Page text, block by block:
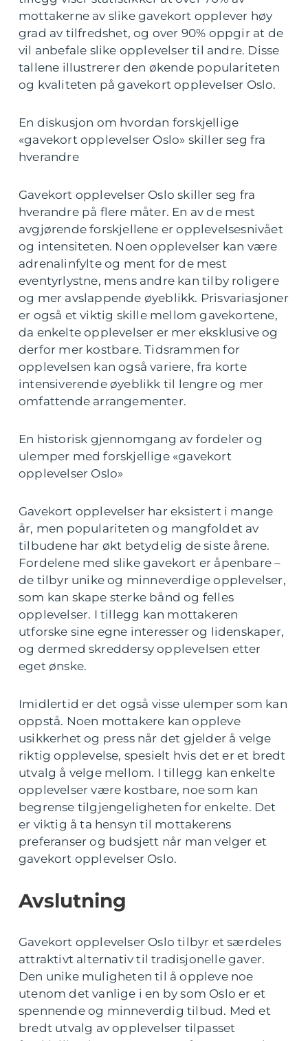
mottakerne av slike gavekort opplever høy
grad av tilfredshet, og over 90% oppgir at de
vil anbefale slike opplevelser til andre. Disse
tallene illustrerer den økende populariteten
og kvaliteten på gavekort opplevelser Oslo.
En diskusjon om hvordan forskjellige
«gavekort opplevelser Oslo» skiller seg fra
hverandre
Gavekort opplevelser Oslo skiller seg fra
hverandre på flere måter. En av de mest
avgjørende forskjellene er opplevelsesnivået
og intensiteten. Noen opplevelser kan være
adrenalinfylte og ment for de mest
eventyrlystne, mens andre kan tilby roligere
og mer avslappende øyeblikk. Prisvariasjoner
er også et viktig skille mellom gavekortene,
da enkelte opplevelser er mer eksklusive og
derfor mer kostbare. Tidsrammen for
opplevelsen kan også variere, fra korte
intensiverende øyeblikk til lengre og mer
omfattende arrangementer.
En historisk gjennomgang av fordeler og
ulemper med forskjellige «gavekort
opplevelser Oslo»
Gavekort opplevelser har eksistert i mange
år, men populariteten og mangfoldet av
tilbudene har økt betydelig de siste årene.
Fordelene med slike gavekort er åpenbare –
de tilbyr unike og minneverdige opplevelser,
som kan skape sterke bånd og felles
opplevelser. I tillegg kan mottakeren
utforske sine egne interesser og lidenskaper,
og dermed skreddersy opplevelsen etter
eget ønske.
Imidlertid er det også visse ulemper som kan
oppstå. Noen mottakere kan oppleve
usikkerhet og press når det gjelder å velge
riktig opplevelse, spesielt hvis det er et bredt
utvalg å velge mellom. I tillegg kan enkelte
opplevelser være kostbare, noe som kan
begrense tilgjengeligheten for enkelte. Det
er viktig å ta hensyn til mottakerens
preferanser og budsjett når man velger et
gavekort opplevelser Oslo.
Avslutning
Gavekort opplevelser Oslo tilbyr et særdeles
attraktivt alternativ til tradisjonelle gaver.
Den unike muligheten til å oppleve noe
utenom det vanlige i en by som Oslo er et
spennende og minneverdig tilbud. Med et
bredt utvalg av opplevelser tilpasset